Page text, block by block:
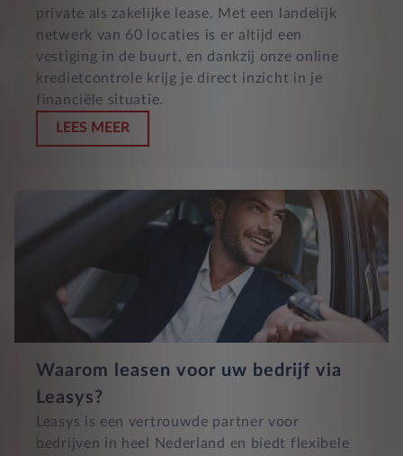
private als zakelijke lease. Met een landelijk
netwerk van 60 locaties is er altijd een
vestiging in de buurt, en dankzij onze online
kredietcontrole krijg je direct inzicht in je
financiële situatie.
LEES MEER
Waarom leasen voor uw bedrijf via
Leasys?
Leasys is een vertrouwde partner voor
bedrijven in heel Nederland en biedt flexibele